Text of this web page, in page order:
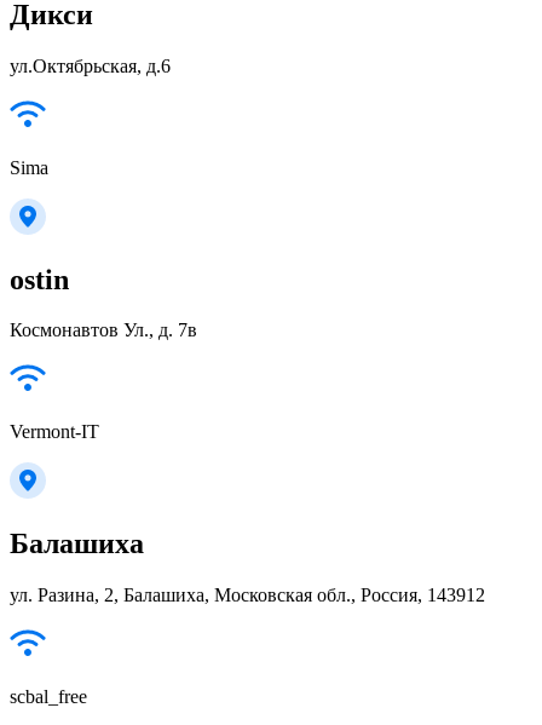
Дикси
ул.Октябрьская, д.6
Sima
ostin
Космонавтов Ул., д. 7в
Vermont-IT
Балашиха
ул. Разина, 2, Балашиха, Московская обл., Россия, 143912
scbal_free